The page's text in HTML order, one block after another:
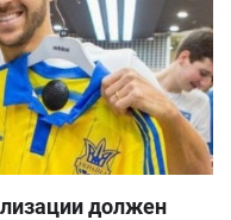
должен